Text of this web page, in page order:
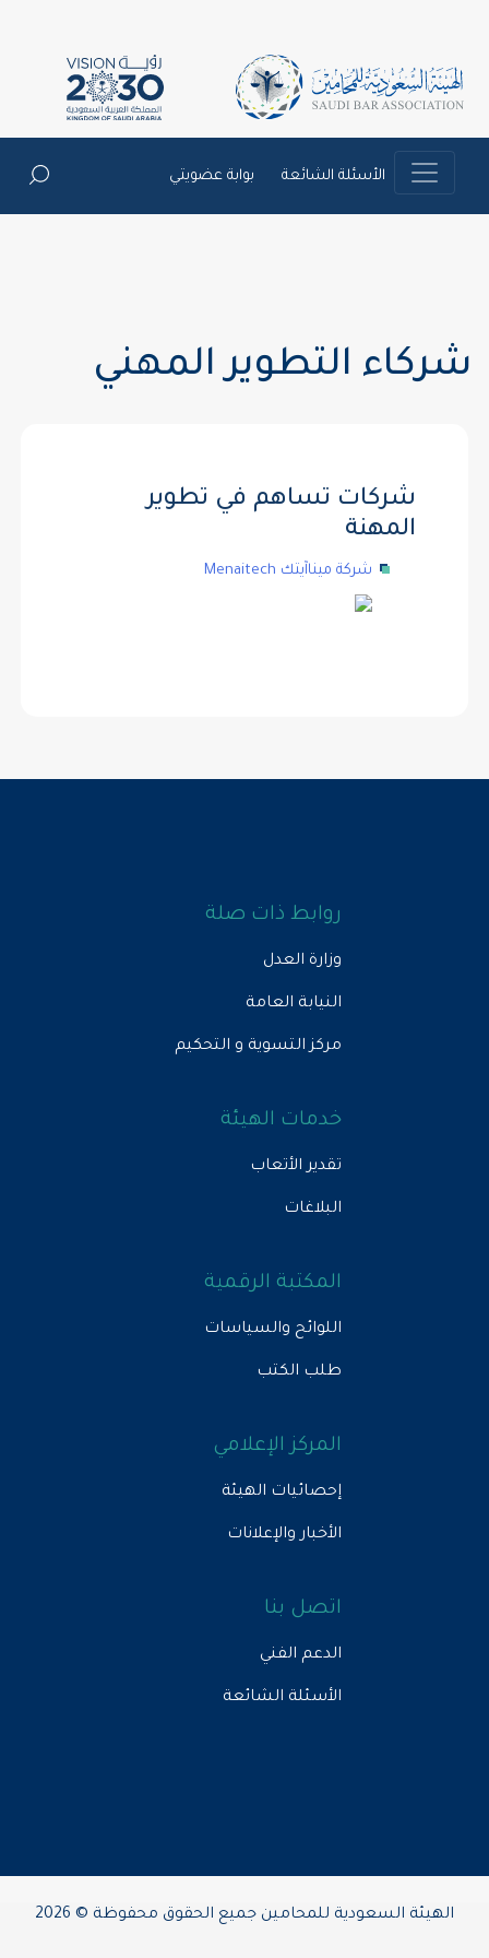
الأسئلة الشائعة بوابة عضويتي
شركاء التطوير المهني
شركات تساهم في تطوير
المهنة
شركة ميناآيتك Menaitech
روابط ذات صلة
وزارة العدل
النيابة العامة
مركز التسوية و التحكيم
خدمات الهيئة
تقدير الأتعاب
البلاغات
المكتبة الرقمية
اللوائح والسياسات
طلب الكتب
المركز الإعلامي
إحصائيات الهيئة
الأخبار والإعلانات
اتصل بنا
الدعم الفني
الأسئلة الشائعة
الهيئة السعودية للمحامين جميع الحقوق محفوظة © 2026